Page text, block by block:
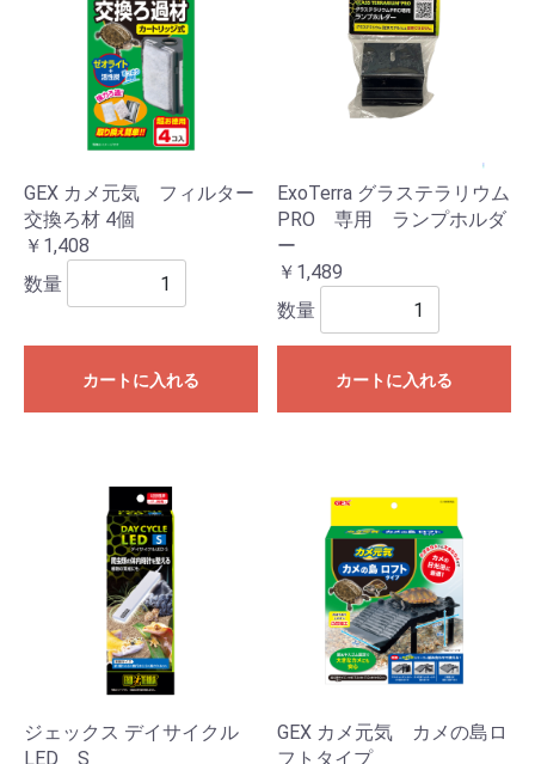
GEX カメ元気 フィルター
交換ろ材 4個
￥1,408
数量
カートに入れる
ExoTerra グラステラリウム
PRO 専用 ランプホルダ
ー
￥1,489
数量
カートに入れる
ジェックス デイサイクル
LED S
GEX カメ元気 カメの島ロ
フトタイプ